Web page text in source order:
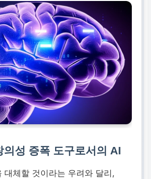
의성 증폭 도구로서의 AI
대체할 것이라는 우려와 달리,